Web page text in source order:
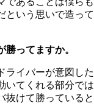
という思いで造って
ってますか。
イバーが意図した
いてくれる部分では
抜けて勝っていると